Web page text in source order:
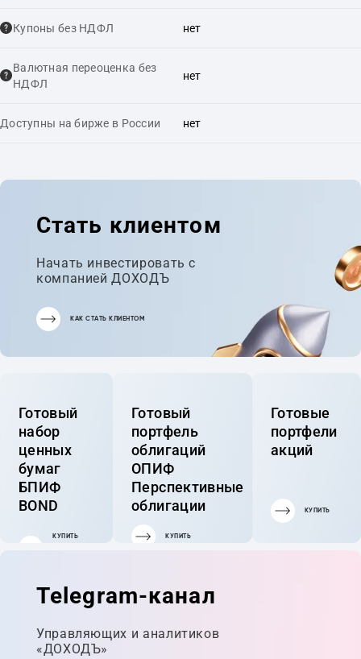
Купоны без НДФЛ нет
Валютная переоценка без
НДФЛ
нет
Доступны на бирже в России нет
Стать клиентом
Начать инвестировать с
компанией ДОХОДЪ
КАК СТАТЬ КЛИЕНТОМ
Готовый
набор
ценных
бумаг
БПИФ
BOND
КУПИТЬ
Готовый
портфель
облигаций
ОПИФ
Перспективные
облигации
КУПИТЬ
Готовые
портфели
акций
КУПИТЬ
Telegram-канал
Управляющих и аналитиков
«ДОХОДЪ»